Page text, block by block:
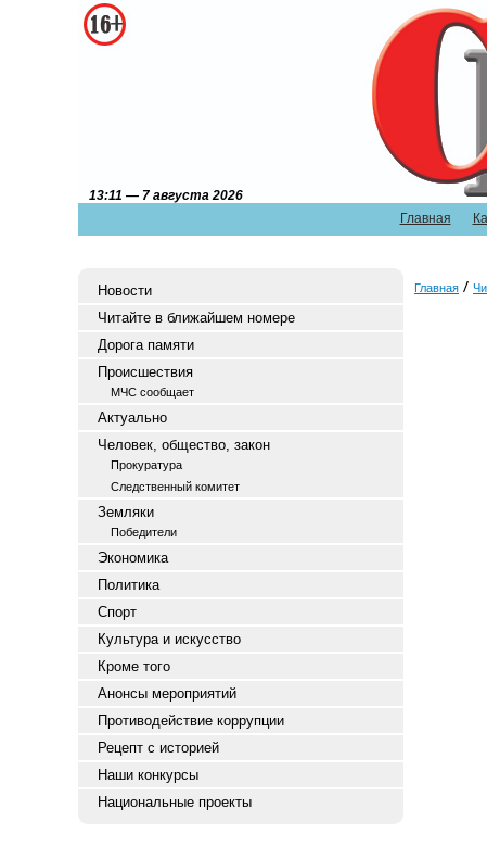
Главная
13:11 — 7 августа 2026
Новости
Читайте в ближайшем номере
Дорога памяти
Происшествия
МЧС сообщает
Актуально
Человек, общество, закон
Прокуратура
Следственный комитет
Земляки
Победители
Экономика
Политика
Спорт
Культура и искусство
Кроме того
Анонсы мероприятий
Противодействие коррупции
Рецепт с историей
Наши конкурсы
Национальные проекты
Главная